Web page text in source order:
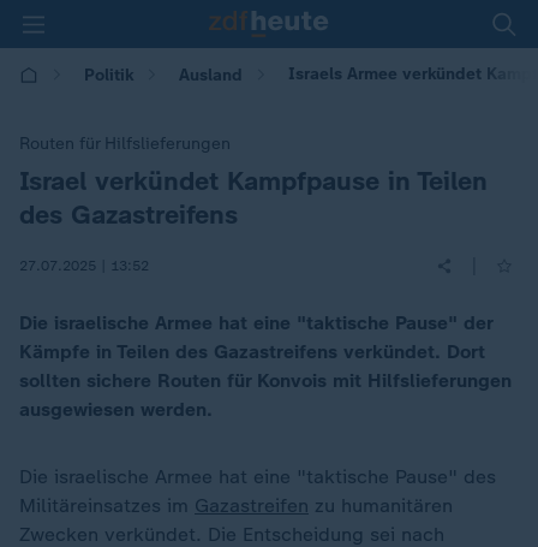
Politik Ausland Israels Armee verkündet
Routen für Hilfslieferungen
:
Israel verkündet Kampfpause in Teilen
des Gazastreifens
27.07.2025 | 13:52
Die israelische Armee hat eine "taktische Pause" der
Kämpfe in Teilen des Gazastreifens verkündet. Dort
sollten sichere Routen für Konvois mit Hilfslieferungen
ausgewiesen werden.
Die israelische Armee hat eine "taktische Pause" des
Militäreinsatzes im Gazastreifen zu humanitären
Zwecken verkündet. Die Entscheidung sei nach